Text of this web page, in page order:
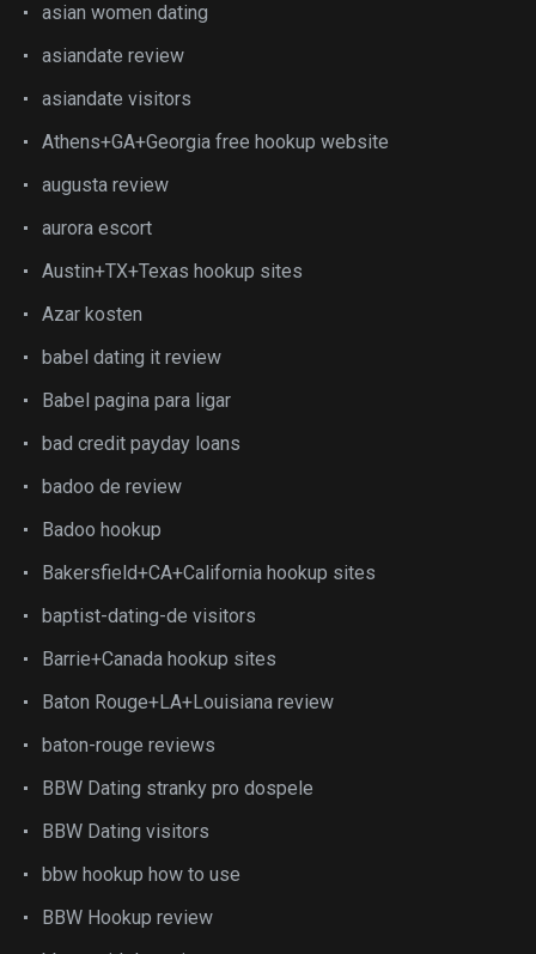
asian women dating
asiandate review
asiandate visitors
Athens+GA+Georgia free hookup website
augusta review
aurora escort
Austin+TX+Texas hookup sites
Azar kosten
babel dating it review
Babel pagina para ligar
bad credit payday loans
badoo de review
Badoo hookup
Bakersfield+CA+California hookup sites
baptist-dating-de visitors
Barrie+Canada hookup sites
Baton Rouge+LA+Louisiana review
baton-rouge reviews
BBW Dating stranky pro dospele
BBW Dating visitors
bbw hookup how to use
BBW Hookup review